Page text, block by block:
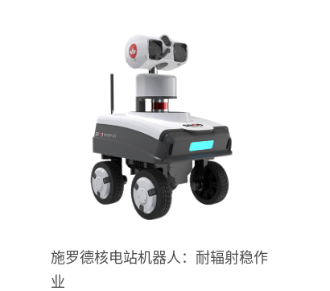
施罗德核电站机器人：耐辐射稳作
业